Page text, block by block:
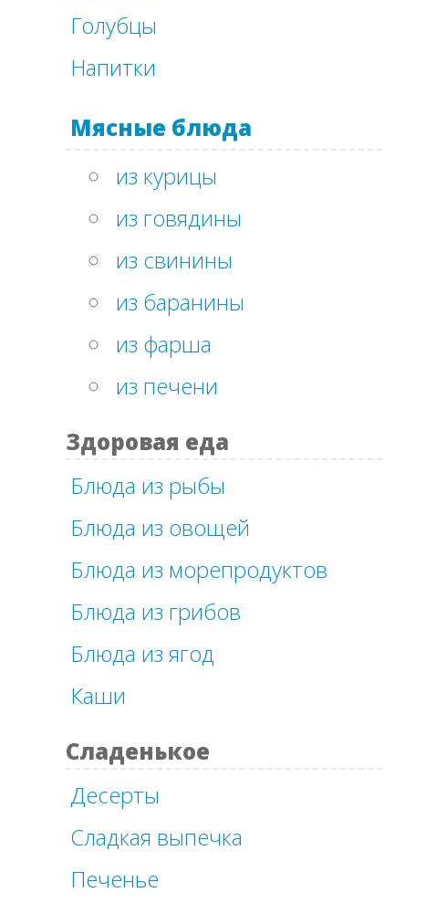
Голубцы
Напитки
Мясные блюда
из курицы
из говядины
из свинины
из баранины
из фарша
из печени
Здоровая еда
Блюда из рыбы
Блюда из овощей
Блюда из морепродуктов
Блюда из грибов
Блюда из ягод
Каши
Сладенькое
Десерты
Сладкая выпечка
Печенье